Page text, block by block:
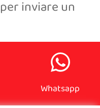
per inviare un
Whatsapp